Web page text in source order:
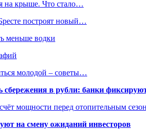
на крыше. Что стало…
построят новый…
меньше водки
молодой – советы…
сбережения в рубли: банки
мощности перед отопительным
на смену ожиданий инвесторов